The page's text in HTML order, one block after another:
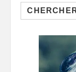
Search
for: